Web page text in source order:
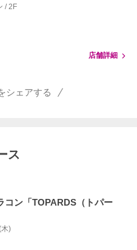
/ 2F
店舗詳細
シェアする
ス
コン「TOPARDS（トパー
)